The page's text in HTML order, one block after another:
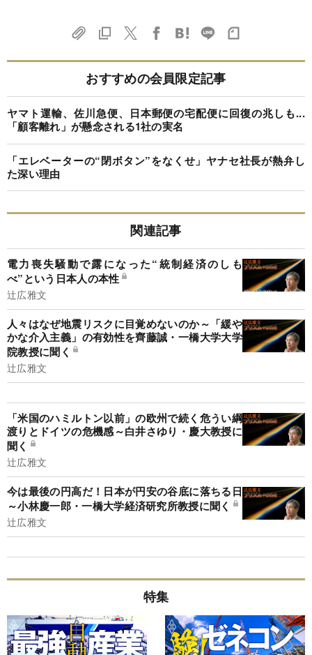
おすすめの会員限定記事
ヤマト運輸、佐川急便、日本郵便の宅配便に回復の兆しも...
「顧客離れ」が懸念される1社の実名
「エレベーターの“閉ボタン”をなくせ」ヤナセ社長が熱弁し
た深い理由
関連記事
電力喪失騒動で露になった“統制経済のしも
べ”という日本人の本性
辻広雅文
人々はなぜ地震リスクに目覚めないのか～「緩や
かな介入主義」の有効性を齊藤誠・一橋大学大学
院教授に聞く
辻広雅文
「米国のハミルトン以前」の欧州で続く危うい綱
渡りとドイツの危機感～白井さゆり・慶大教授に
聞く
辻広雅文
今は最後の円高だ！日本が円安の谷底に落ちる日
～小林慶一郎・一橋大学経済研究所教授に聞く
辻広雅文
特集